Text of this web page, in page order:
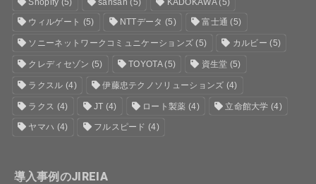
ウィルゲート (5) NTTデータ (5) 富士通 (5)
ソニーネットワークコミュニケーションズ (5) カルビー (5)
クレディセゾン (5) TOYOTA(5) 資生堂 (5)
ラクスル (4) 伊藤忠テクノソリューションズ (4)
ラクス (4) JT (4) ロート製薬 (4) 立命館大学 (4)
ヤマハ (4) フルスピード (4)
導入事例のJIREIA